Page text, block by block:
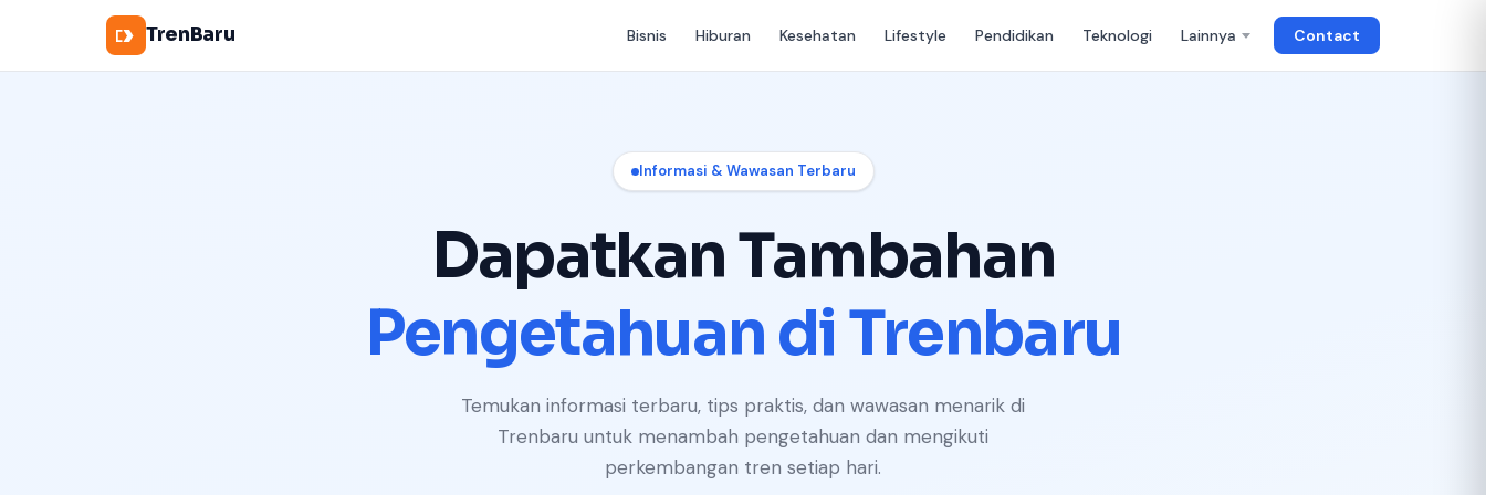
TrenBaru Bisnis Hiburan Kesehatan Lifestyle Pendidikan Teknologi Lainnya Contact
Informasi & Wawasan Terbaru
Dapatkan Tambahan
Pengetahuan di Trenbaru
Temukan informasi terbaru, tips praktis, dan wawasan menarik di
Trenbaru untuk menambah pengetahuan dan mengikuti
perkembangan tren setiap hari.